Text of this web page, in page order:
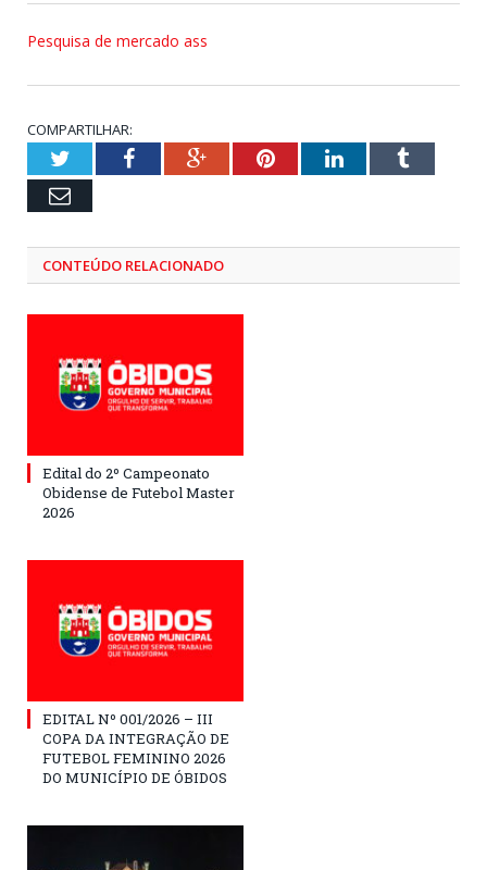
Pesquisa de mercado ass
COMPARTILHAR:
TwitterFacebookGoogle+PinterestLinkedInTumblr
Email
CONTEÚDO RELACIONADO
Edital do 2º Campeonato
Obidense de Futebol Master
2026
EDITAL Nº 001/2026 – III
COPA DA INTEGRAÇÃO DE
FUTEBOL FEMININO 2026
DO MUNICÍPIO DE ÓBIDOS